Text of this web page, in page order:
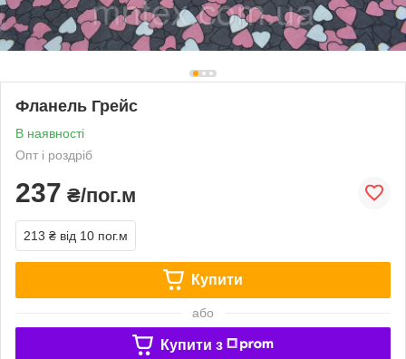
Фланель Грейс
В наявності
Опт і роздріб
237 ₴/пог.м
213 ₴ від 10 пог.м
Купити
або
Купити з